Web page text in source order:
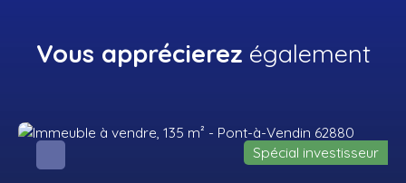
Vous apprécierez également
Spécial investisseur